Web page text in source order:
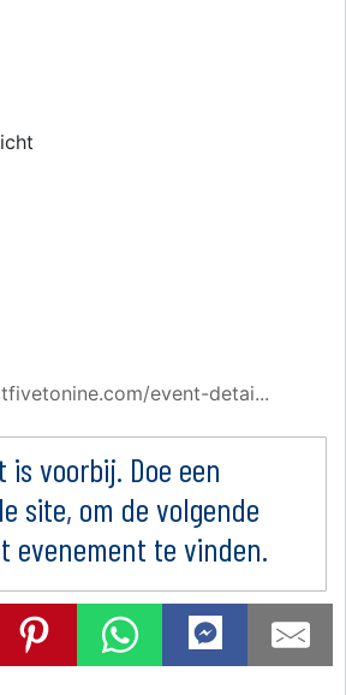
event-detai...
voorbij. Doe een
site, om de volgende
evenement te vinden.